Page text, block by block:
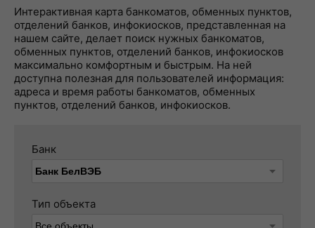
Интерактивная карта банкоматов, обменных пунктов,
отделений банков, инфокиосков, представленная на
нашем сайте, делает поиск нужных банкоматов,
обменных пунктов, отделений банков, инфокиосков
максимально комфортным и быстрым. На ней
доступна полезная для пользователей информация:
адреса и время работы банкоматов, обменных
пунктов, отделений банков, инфокиосков.
Банк
Тип объекта